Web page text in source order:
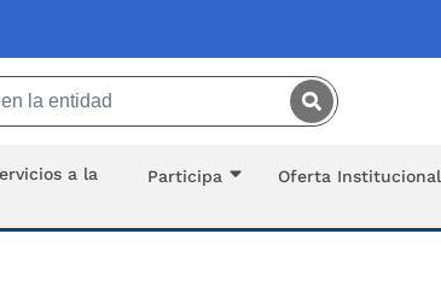
a la
Participa Oferta Institucional